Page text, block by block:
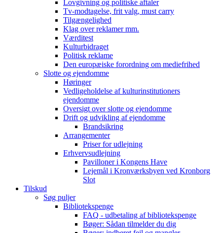
Lovgivning og politiske aftaler
Tv-modtagelse, frit valg, must carry
Tilgængelighed
Klag over reklamer mm.
Værditest
Kulturbidraget
Politisk reklame
Den europæiske forordning om mediefrihed
Slotte og ejendomme
Høringer
Vedligeholdelse af kulturinstitutioners
ejendomme
Oversigt over slotte og ejendomme
Drift og udvikling af ejendomme
Brandsikring
Arrangementer
Priser for udlejning
Erhvervsudlejning
Pavilloner i Kongens Have
Lejemål i Kronværksbyen ved Kronborg
Slot
Tilskud
Søg puljer
Bibliotekspenge
FAQ - udbetaling af bibliotekspenge
Bøger: Sådan tilmelder du dig